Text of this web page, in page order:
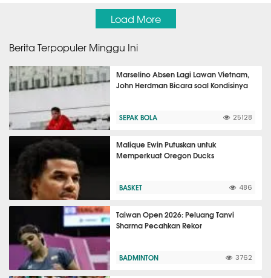
Load More
Berita Terpopuler Minggu Ini
Marselino Absen Lagi Lawan Vietnam,
John Herdman Bicara soal Kondisinya
SEPAK BOLA 25128
Malique Ewin Putuskan untuk
Memperkuat Oregon Ducks
BASKET 486
Taiwan Open 2026: Peluang Tanvi
Sharma Pecahkan Rekor
BADMINTON 3762